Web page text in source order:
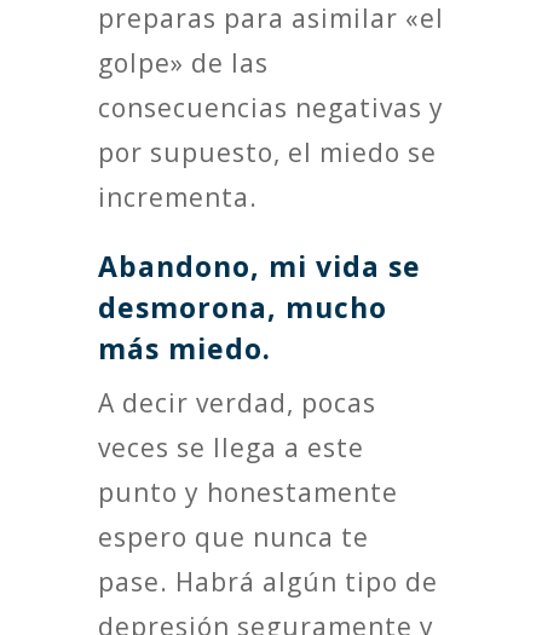
preparas para asimilar «el
golpe» de las
consecuencias negativas y
por supuesto, el miedo se
incrementa.
Abandono, mi vida se
desmorona, mucho
más miedo.
A decir verdad, pocas
veces se llega a este
punto y honestamente
espero que nunca te
pase. Habrá algún tipo de
depresión seguramente y